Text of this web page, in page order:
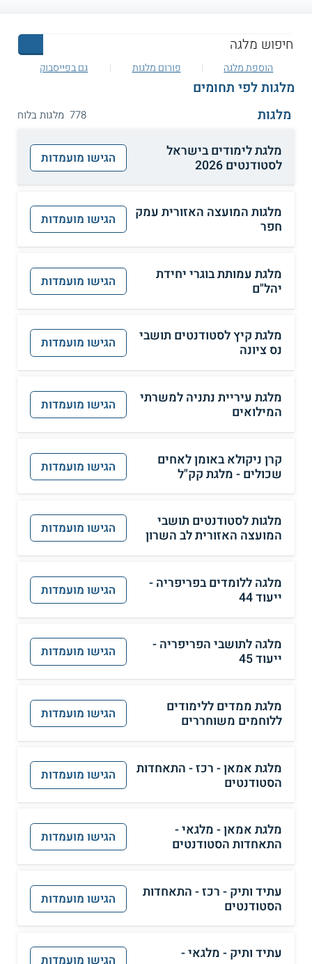
הוספת מלגה פורום מלגות גם בפייסבוק
מלגות לפי תחומים
מלגות
778 מלגות בלוח
מלגת לימודים בישראל
לסטודנטים 2026
הגישו מועמדות
מלגות המועצה האזורית עמק
חפר
הגישו מועמדות
מלגת עמותת בוגרי יחידת
יהל"ם
הגישו מועמדות
מלגת קיץ לסטודנטים תושבי
נס ציונה
הגישו מועמדות
מלגת עיריית נתניה למשרתי
המילואים
הגישו מועמדות
קרן ניקולא באומן לאחים
שכולים - מלגת קק"ל
הגישו מועמדות
מלגות לסטודנטים תושבי
המועצה האזורית לב השרון
הגישו מועמדות
מלגה ללומדים בפריפריה -
ייעוד 44
הגישו מועמדות
מלגה לתושבי הפריפריה -
ייעוד 45
הגישו מועמדות
מלגת ממדים ללימודים
ללוחמים משוחררים
הגישו מועמדות
מלגת אמאן - רכז - התאחדות
הסטודנטים
הגישו מועמדות
מלגת אמאן - מלגאי -
התאחדות הסטודנטים
הגישו מועמדות
עתיד ותיק - רכז - התאחדות
הסטודנטים
הגישו מועמדות
עתיד ותיק - מלגאי -
הגישו מועמדות